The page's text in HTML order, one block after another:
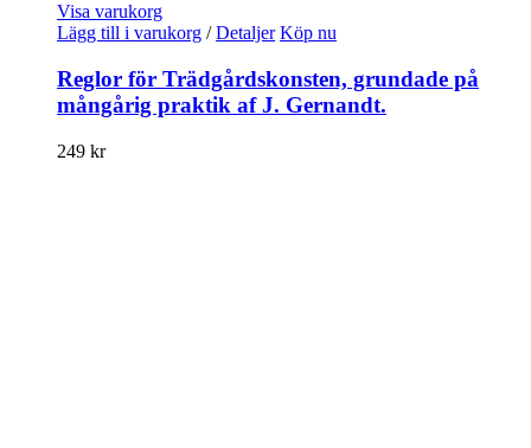
Visa varukorg
Lägg till i varukorg / Detaljer Köp nu
Reglor för Trädgårdskonsten, grundade på
mångårig praktik af J. Gernandt.
249 kr